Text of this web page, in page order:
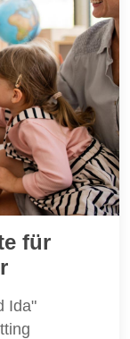
für
Ida"